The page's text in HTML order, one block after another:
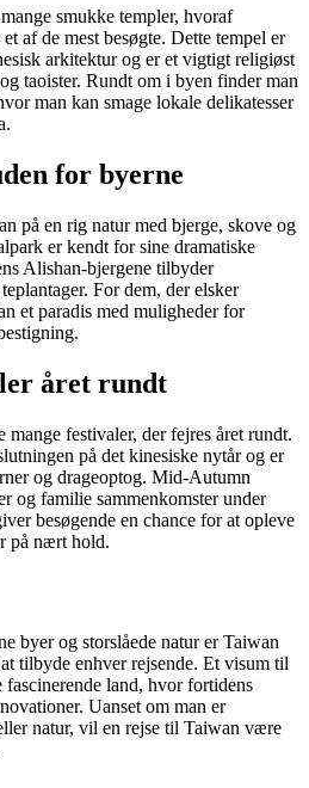
smukke templer, hvoraf
af de mest besøgte. Dette tempel er
arkitektur og er et vigtigt religiøst
taoister. Rundt om i byen finder man
man kan smage lokale delikatesser
for byerne
på en rig natur med bjerge, skove og
er kendt for sine dramatiske
Alishan-bjergene tilbyder
For dem, der elsker
et paradis med muligheder for
året rundt
festivaler, der fejres året rundt.
på det kinesiske nytår og er
og drageoptog. Mid-Autumn
og familie sammenkomster under
besøgende en chance for at opleve
på nært hold.
byer og storslåede natur er Taiwan
tilbyde enhver rejsende. Et visum til
land, hvor fortidens
Uanset om man er
natur, vil en rejse til Taiwan være